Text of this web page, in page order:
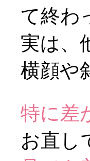
スキ
て終わ
実は、
横顔や
特に差
お直し